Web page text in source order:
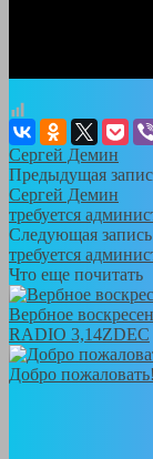
Сергей Демин
Предыдущая
Сергей Демин
требуется
Следующая запись
требуется
Что еще почитать
Вербное
RADIO 3,14ZDEC
Добро